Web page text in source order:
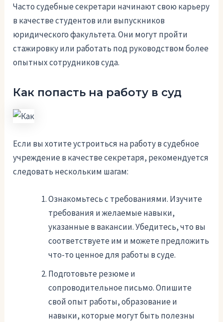
Часто судебные секретари начинают свою карьеру
в качестве студентов или выпускников
юридического факультета. Они могут пройти
стажировку или работать под руководством более
опытных сотрудников суда.
Как попасть на работу в суд
Если вы хотите устроиться на работу в судебное
учреждение в качестве секретаря, рекомендуется
следовать нескольким шагам:
Ознакомьтесь с требованиями. Изучите
требования и желаемые навыки,
указанные в вакансии. Убедитесь, что вы
соответствуете им и можете предложить
что-то ценное для работы в суде.
Подготовьте резюме и
сопроводительное письмо. Опишите
свой опыт работы, образование и
навыки, которые могут быть полезны